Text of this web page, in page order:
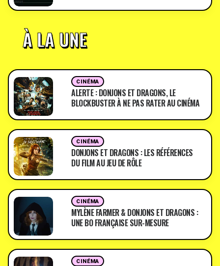
À LA UNE
CINÉMA
ALERTE : DONJONS ET DRAGONS, LE
BLOCKBUSTER À NE PAS RATER AU CINÉMA
CINÉMA
DONJONS ET DRAGONS : LES RÉFÉRENCES
DU FILM AU JEU DE RÔLE
CINÉMA
MYLÈNE FARMER & DONJONS ET DRAGONS :
UNE BO FRANÇAISE SUR-MESURE
CINÉMA